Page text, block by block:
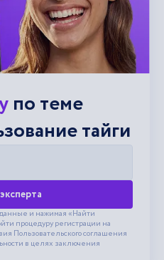
по теме
тайги
соглашение
и нажимая «Найти
процедуру регистрации на
Пользовательского соглашения
в целях заключения